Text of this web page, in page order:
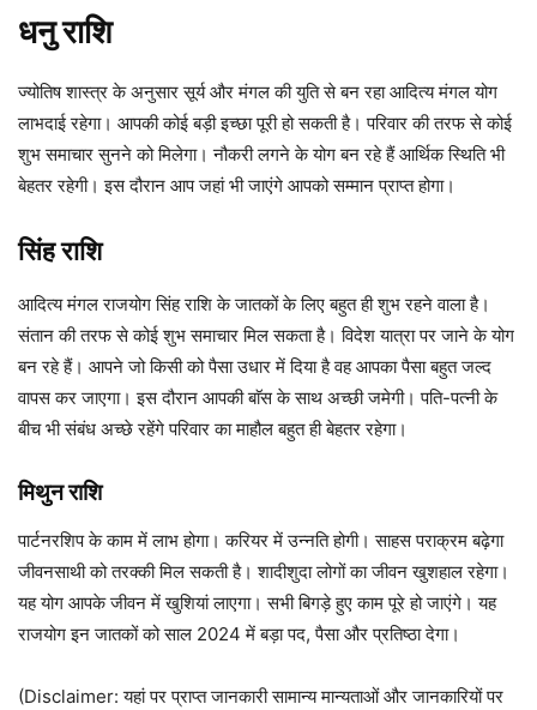
धनु राशि
ज्योतिष शास्त्र के अनुसार सूर्य और मंगल की युति से बन रहा आदित्य मंगल योग
लाभदाई रहेगा। आपकी कोई बड़ी इच्छा पूरी हो सकती है। परिवार की तरफ से कोई
शुभ समाचार सुनने को मिलेगा। नौकरी लगने के योग बन रहे हैं आर्थिक स्थिति भी
बेहतर रहेगी। इस दौरान आप जहां भी जाएंगे आपको सम्मान प्राप्त होगा।
सिंह राशि
आदित्य मंगल राजयोग सिंह राशि के जातकों के लिए बहुत ही शुभ रहने वाला है।
संतान की तरफ से कोई शुभ समाचार मिल सकता है। विदेश यात्रा पर जाने के योग
बन रहे हैं। आपने जो किसी को पैसा उधार में दिया है वह आपका पैसा बहुत जल्द
वापस कर जाएगा। इस दौरान आपकी बाॅस के साथ अच्छी जमेगी। पति-पत्नी के
बीच भी संबंध अच्छे रहेंगे परिवार का माहौल बहुत ही बेहतर रहेगा।
मिथुन राशि
पार्टनरशिप के काम में लाभ होगा। करियर में उन्नति होगी। साहस पराक्रम बढ़ेगा
जीवनसाथी को तरक्की मिल सकती है। शादीशुदा लोगों का जीवन खुशहाल रहेगा।
यह योग आपके जीवन में खुशियां लाएगा। सभी बिगड़े हुए काम पूरे हो जाएंगे। यह
राजयोग इन जातकों को साल 2024 में बड़ा पद, पैसा और प्रतिष्ठा देगा।
(Disclaimer: यहां पर प्राप्त जानकारी सामान्य मान्यताओं और जानकारियों पर